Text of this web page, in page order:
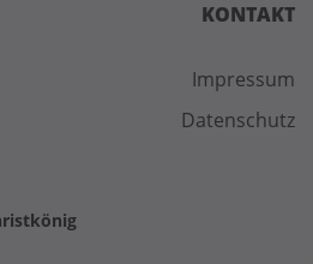
KONTAKT
Impressum
Datenschutz